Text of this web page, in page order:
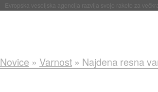
Evropska vesoljska agencija razvija svojo raketo za
Novice » Varnost» Najdena resna